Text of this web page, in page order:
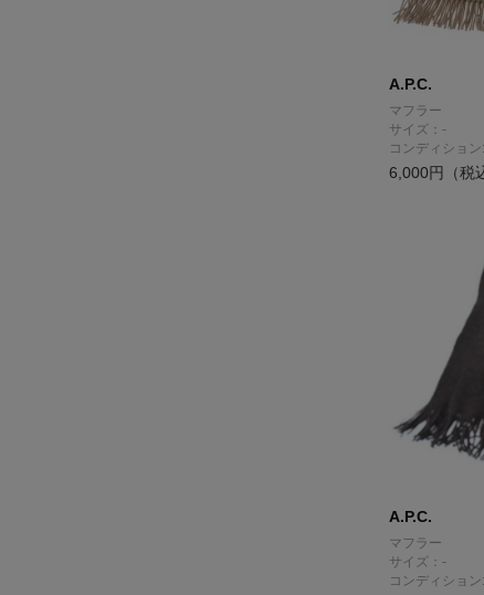
A.P.C.
マフラー
サイズ：-
コンディション
6,000円（税
A.P.C.
マフラー
サイズ：-
コンディション